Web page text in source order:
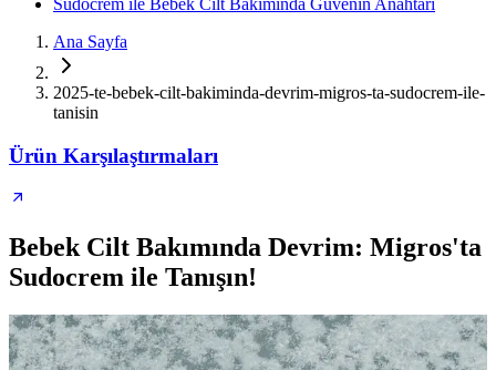
Sudocrem ile Bebek Cilt Bakımında Güvenin Anahtarı
Ana Sayfa
2025-te-bebek-cilt-bakiminda-devrim-migros-ta-sudocrem-ile-
tanisin
Ürün Karşılaştırmaları
Bebek Cilt Bakımında Devrim: Migros'ta
Sudocrem ile Tanışın!